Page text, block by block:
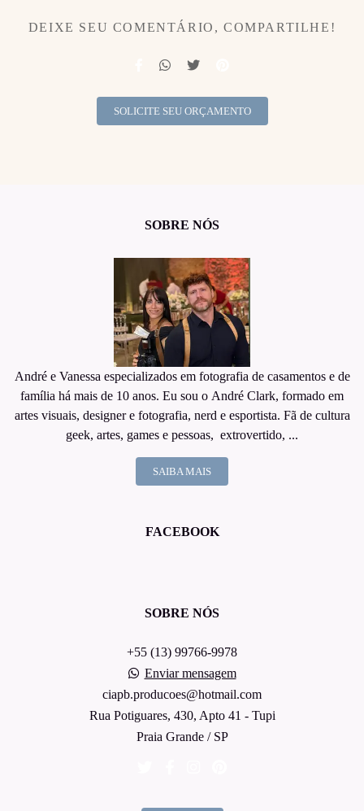
DEIXE SEU COMENTÁRIO, COMPARTILHE!
SOLICITE SEU ORÇAMENTO
SOBRE NÓS
André e Vanessa especializados em fotografia de casamentos e de
família há mais de 10 anos. Eu sou o André Clark, formado em
artes visuais, designer e fotografia, nerd e esportista. Fã de cultura
geek, artes, games e pessoas, extrovertido, ...
SAIBA MAIS
FACEBOOK
SOBRE NÓS
+55 (13) 99766-9978
Enviar mensagem
ciapb.producoes@hotmail.com
Rua Potiguares, 430, Apto 41 - Tupi
Praia Grande / SP